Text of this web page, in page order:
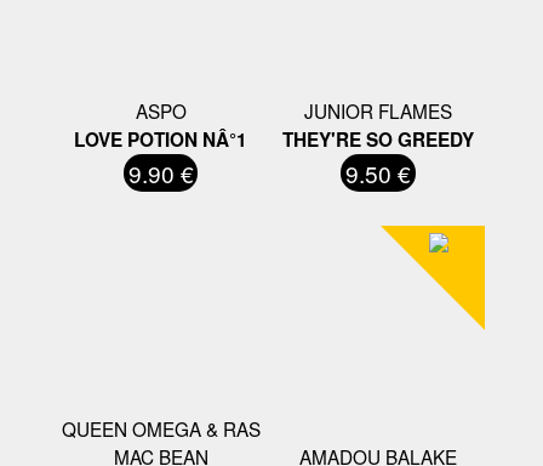
ASPO
LOVE POTION NÂ°1
9.90 €
JUNIOR FLAMES
THEY'RE SO GREEDY
9.50 €
QUEEN OMEGA & RAS
MAC BEAN
AMADOU BALAKE